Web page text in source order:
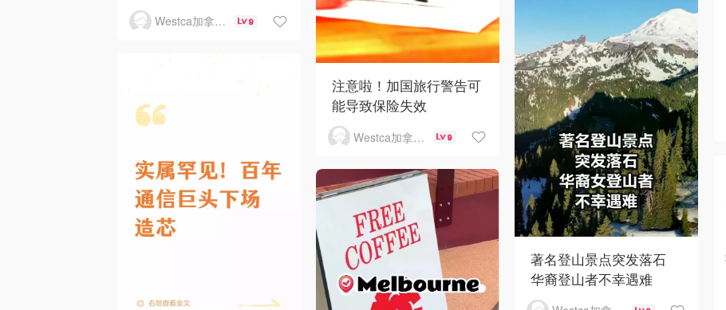
Westca加拿大生活 9
注意啦！加国旅行警告可
能导致保险失效
Westca加拿大生活 9
著名登山景点突发落石
华裔登山者不幸遇难